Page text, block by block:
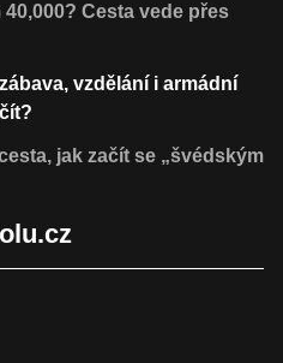
Cesta vede přes
vzdělání i armádní
jak začít se „švédským